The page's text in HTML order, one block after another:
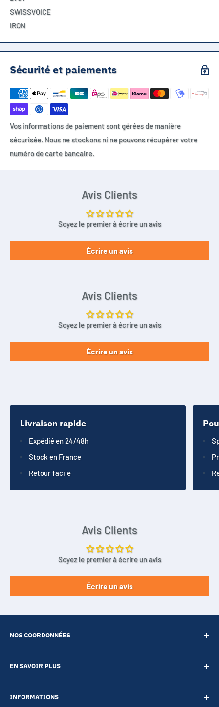
SWISSVOICE
IRON
Sécurité et paiements
Vos informations de paiement sont gérées de manière
sécurisée. Nous ne stockons ni ne pouvons récupérer votre
numéro de carte bancaire.
Avis Clients
Soyez le premier à écrire un avis
Écrire un avis
Avis Clients
Soyez le premier à écrire un avis
Écrire un avis
Livraison rapide
Expédié en 24/48h
Stock en France
Retour facile
Avis Clients
Soyez le premier à écrire un avis
Écrire un avis
NOS COORDONNÉES
EN SAVOIR PLUS
A propos
INFORMATIONS